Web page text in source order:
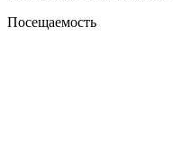
Посещаемость